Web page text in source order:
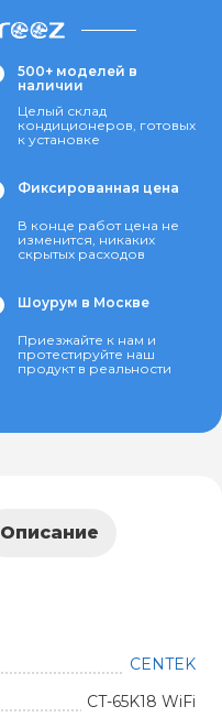
500+ моделей в
наличии
Целый склад
кондиционеров, готовых
к установке
Фиксированная цена
В конце работ цена не
изменится, никаких
скрытых расходов
Шоурум в Москве
Приезжайте к нам и
протестируйте наш
продукт в реальности
Описание
CENTEK
CT-65K18 WiFi